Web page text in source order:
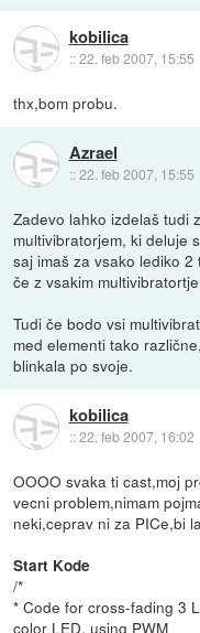
kobilica
::22. feb 2007, 15:55
thx,bom probu.
Azrael
::22. feb 2007, 15:55
Zadevo lahko izdelaš tudi
multivibratorjem, ki deluje
saj imaš za vsako lediko
če z vsakim
Tudi če bodo vsi
med elementi tako
blinkala po svoje.
kobilica
::22. feb 2007, 16:02
OOOO svaka ti cast,moj
vecni problem,nimam
neki,ceprav ni za PICe,bi
Start Kode
/*
* Code for cross-fading 3
color LED, using PWM